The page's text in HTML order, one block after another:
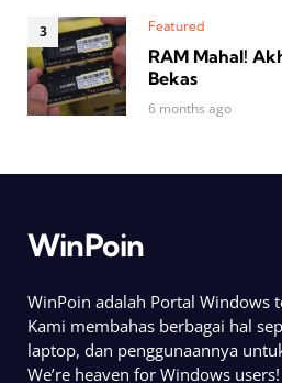
Featured
RAM Mahal!
Bekas
6 months ago
WinPoin
WinPoin adalah Portal Windows
Kami membahas berbagai hal
laptop, dan penggunaannya
We’re heaven for Windows users!